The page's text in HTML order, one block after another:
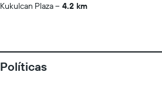
Kukulcan Plaza
4.2 km
Políticas